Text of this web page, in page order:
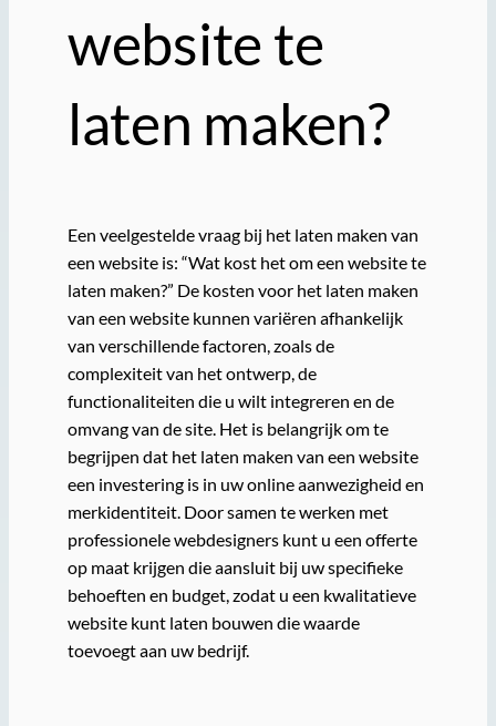
website te
laten maken?
Een veelgestelde vraag bij het laten maken van
een website is: “Wat kost het om een website te
laten maken?” De kosten voor het laten maken
van een website kunnen variëren afhankelijk
van verschillende factoren, zoals de
complexiteit van het ontwerp, de
functionaliteiten die u wilt integreren en de
omvang van de site. Het is belangrijk om te
begrijpen dat het laten maken van een website
een investering is in uw online aanwezigheid en
merkidentiteit. Door samen te werken met
professionele webdesigners kunt u een offerte
op maat krijgen die aansluit bij uw specifieke
behoeften en budget, zodat u een kwalitatieve
website kunt laten bouwen die waarde
toevoegt aan uw bedrijf.